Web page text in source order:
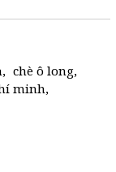
, chè ô long,
minh,